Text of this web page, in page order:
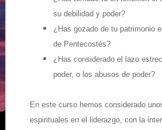
su debilidad y poder?
¿Has gozado de tu patrimonio
de Pentecostés?
¿Has considerado el lazo
poder, o los abusos de poder?
En este curso hemos considerado
espirituales en el liderazgo, con la